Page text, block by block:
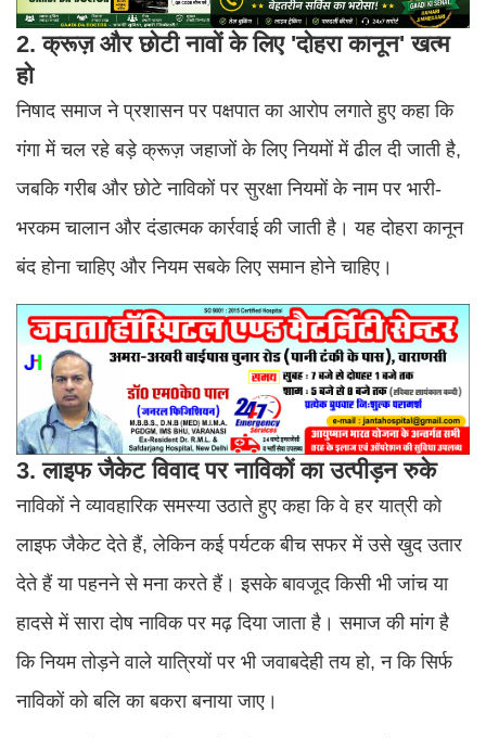
2. क्रूज़ और छोटी नावों के लिए 'दोहरा कानून' खत्म
हो
निषाद समाज ने प्रशासन पर पक्षपात का आरोप लगाते हुए कहा कि
गंगा में चल रहे बड़े क्रूज़ जहाजों के लिए नियमों में ढील दी जाती है,
जबकि गरीब और छोटे नाविकों पर सुरक्षा नियमों के नाम पर भारी-
भरकम चालान और दंडात्मक कार्रवाई की जाती है। यह दोहरा कानून
बंद होना चाहिए और नियम सबके लिए समान होने चाहिए।
3. लाइफ जैकेट विवाद पर नाविकों का उत्पीड़न रुके
नाविकों ने व्यावहारिक समस्या उठाते हुए कहा कि वे हर यात्री को
लाइफ जैकेट देते हैं, लेकिन कई पर्यटक बीच सफर में उसे खुद उतार
देते हैं या पहनने से मना करते हैं। इसके बावजूद किसी भी जांच या
हादसे में सारा दोष नाविक पर मढ़ दिया जाता है। समाज की मांग है
कि नियम तोड़ने वाले यात्रियों पर भी जवाबदेही तय हो, न कि सिर्फ
नाविकों को बलि का बकरा बनाया जाए।